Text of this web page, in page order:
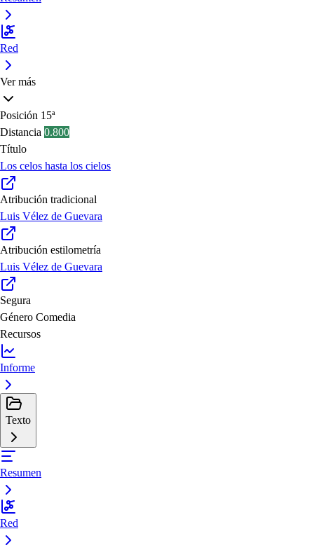
Red
Ver más
Posición 15ª
Distancia 0.800
Título
Los celos hasta los cielos
Atribución tradicional
Luis Vélez de Guevara
Atribución estilometría
Luis Vélez de Guevara
Segura
Género Comedia
Recursos
Informe
Texto
Resumen
Red